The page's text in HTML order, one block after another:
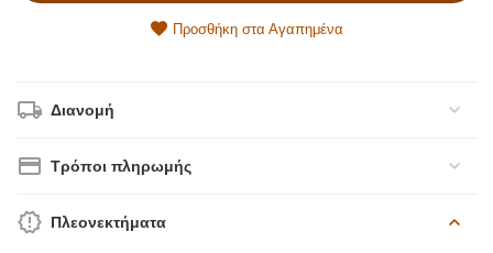
Προσθήκη στα Αγαπημένα
Διανομή
Τρόποι πληρωμής
Πλεονεκτήματα